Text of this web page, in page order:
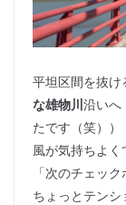
平坦区間を抜け
な雄物川沿いへ
たです（笑））
風が気持ちよく
「次のチェッ
ちょっとテンシ